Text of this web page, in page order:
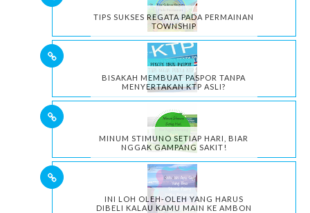
TIPS SUKSES REGATA PADA PERMAINAN
TOWNSHIP
BISAKAH MEMBUAT PASPOR TANPA
MENYERTAKAN KTP ASLI?
MINUM STIMUNO SETIAP HARI, BIAR
NGGAK GAMPANG SAKIT!
INI LOH OLEH-OLEH YANG HARUS
DIBELI KALAU KAMU MAIN KE AMBON